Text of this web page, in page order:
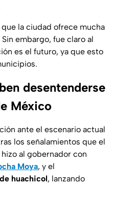
que la ciudad ofrece mucha
embargo, fue claro al
es el futuro, ya que esto
desentenderse
México
ante el escenario actual
los señalamientos que el
hizo al gobernador con
Moya, y el
huachicol, lanzando